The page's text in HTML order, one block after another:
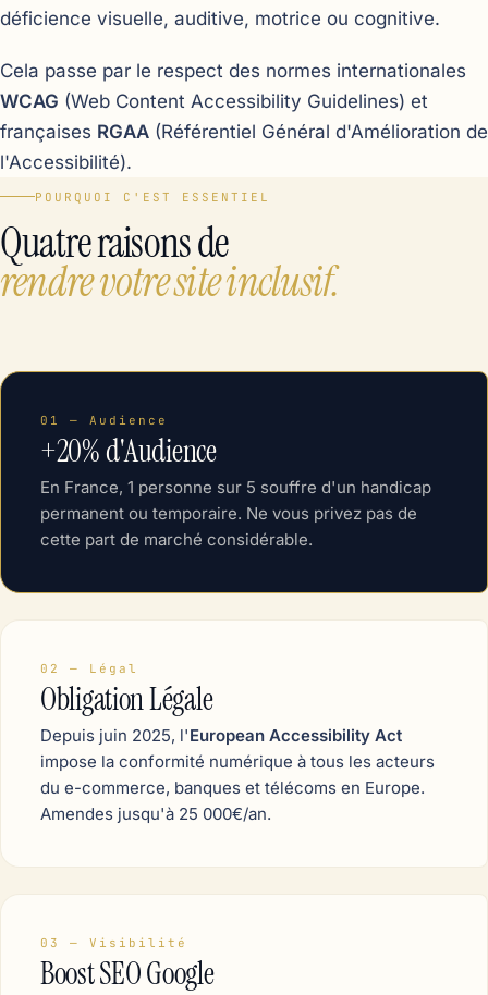
déficience visuelle, auditive, motrice ou cognitive.
Cela passe par le respect des normes internationales
WCAG (Web Content Accessibility Guidelines) et
françaises RGAA (Référentiel Général d'Amélioration de
l'Accessibilité).
POURQUOI C'EST ESSENTIEL
Quatre raisons de
rendre votre site inclusif.
01 — Audience
+20% d'Audience
En France, 1 personne sur 5 souffre d'un handicap
permanent ou temporaire. Ne vous privez pas de
cette part de marché considérable.
02 — Légal
Obligation Légale
Depuis juin 2025, l'European Accessibility Act
impose la conformité numérique à tous les acteurs
du e-commerce, banques et télécoms en Europe.
Amendes jusqu'à 25 000€/an.
03 — Visibilité
Boost SEO Google